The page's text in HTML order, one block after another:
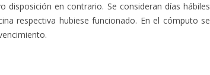
disposición en contrario. Se consideran días hábiles
respectiva hubiese funcionado. En el cómputo se